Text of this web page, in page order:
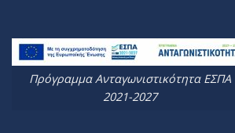
Πρόγραμμα Ανταγωνιστικότητα ΕΣΠΑ
2021-2027